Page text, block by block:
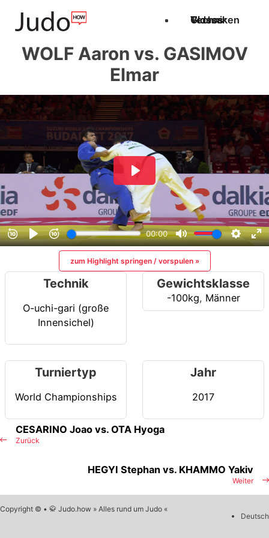
Techniken
Videos
Glossar
WOLF Aaron vs. GASIMOV
Elmar
zum Highlight springen / vorspulen »
Technik
O-uchi-gari (große
Innensichel)
Gewichtsklasse
-100kg, Männer
Turniertyp
World Championships
Jahr
2017
Zurück
CESARINO Joao vs. OTA Hyoga
Weiter
HEGYI Stephan vs. KHAMMO Yakiv
Copyright © • 🥋 Judo.how » Alles rund um Judo «
Deutsch